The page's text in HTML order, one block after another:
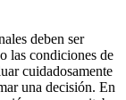
deben ser
las condiciones de
cuidadosamente
una decisión. En